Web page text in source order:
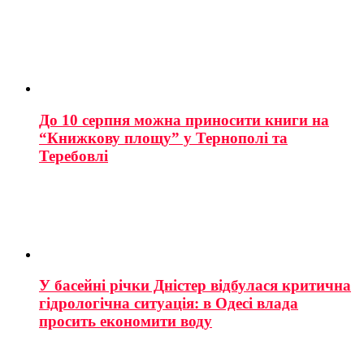
До 10 серпня можна приносити книги на
“Книжкову площу” у Тернополі та
Теребовлі
У басейні річки Дністер відбулася критична
гідрологічна ситуація: в Одесі влада
просить економити воду